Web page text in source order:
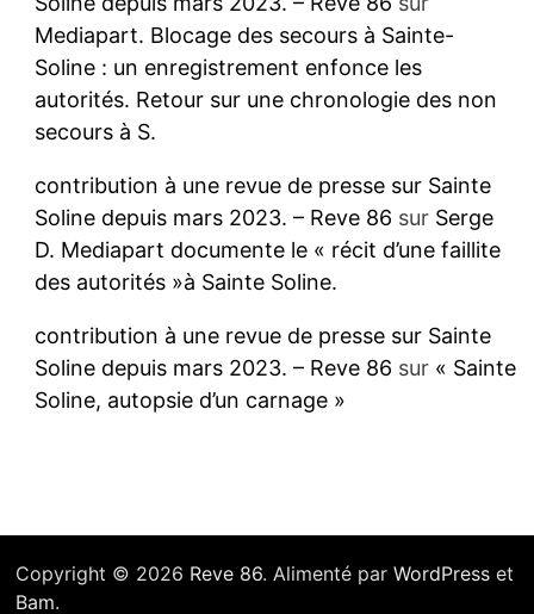
Mediapart. Blocage des secours à Sainte-
Soline : un enregistrement enfonce les
autorités. Retour sur une chronologie des non
secours à S.
contribution à une revue de presse sur Sainte
Soline depuis mars 2023. – Reve 86 sur Serge
D. Mediapart documente le « récit d’une faillite
des autorités »à Sainte Soline.
contribution à une revue de presse sur Sainte
Soline depuis mars 2023. – Reve 86 sur « Sainte
Soline, autopsie d’un carnage »
Copyright © 2026 Reve 86. Alimenté par WordPresset
Bam.